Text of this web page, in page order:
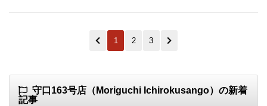
1 2 3
守口163号店（Moriguchi Ichirokusango）の新着
記事